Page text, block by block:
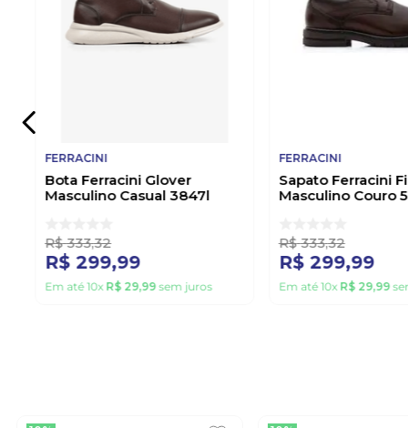
FERRACINI
Bota Ferracini Glover
Masculino Casual 3847l
R$ 333,32
R$ 299,99
Em até10x R$ 29,99sem juros
FERRACINI
Sapato Ferracini
Masculino Couro
R$ 333,32
R$ 299,99
Em até10x R$ 29,99